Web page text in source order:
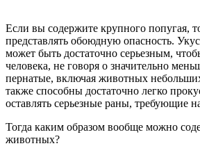
Если вы содержите крупного попугая,
представлять обоюдную опасность.
может быть достаточно серьезным,
человека, не говоря о значительно
пернатые, включая животных
также способны достаточно легко
оставлять серьезные раны, требующие
Тогда каким образом вообще можно
животных?